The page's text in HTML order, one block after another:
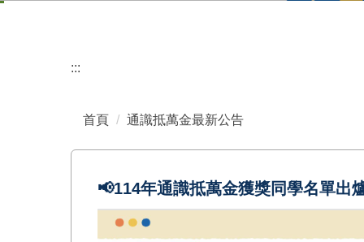
:::
首頁 通識抵萬金最新公告
📢114年通識抵萬金獲獎同學名單出